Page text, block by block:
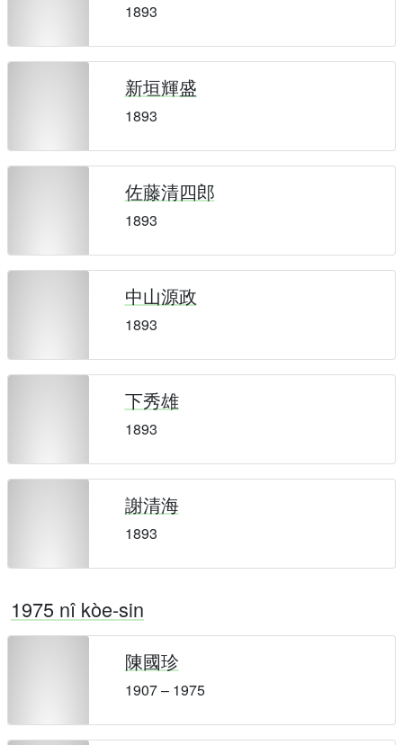
1893
新垣輝盛
1893
佐藤清四郎
1893
中山源政
1893
下秀雄
1893
謝清海
1893
1975 nî kòe-sin
陳國珍
1907 – 1975